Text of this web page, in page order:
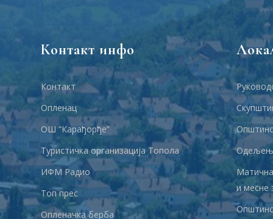
Контакт инфо
Контакт
Опленац
ОШ “Карађорђе”
Туристичка организација Топола
ИФМ Радио
Топ прес
Опленачка берба
и месне